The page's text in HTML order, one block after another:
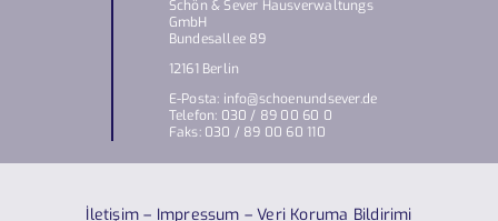
Schön & Sever Hausverwaltungs
GmbH
Bundesallee 89
12161 Berlin
E-Posta: info@schoenundsever.de
Telefon: 030 / 89 00 60 0
Faks: 030 / 89 00 60 110
İletişim – Impressum –Veri Koruma Bildirimi